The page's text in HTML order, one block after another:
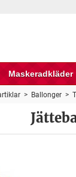
Maskeradkläder
> Ballonger>